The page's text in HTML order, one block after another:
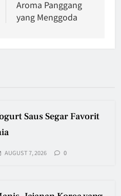
Aroma Panggang
yang Menggoda
Saus Segar Favorit
AUGUST 7, 2026 0